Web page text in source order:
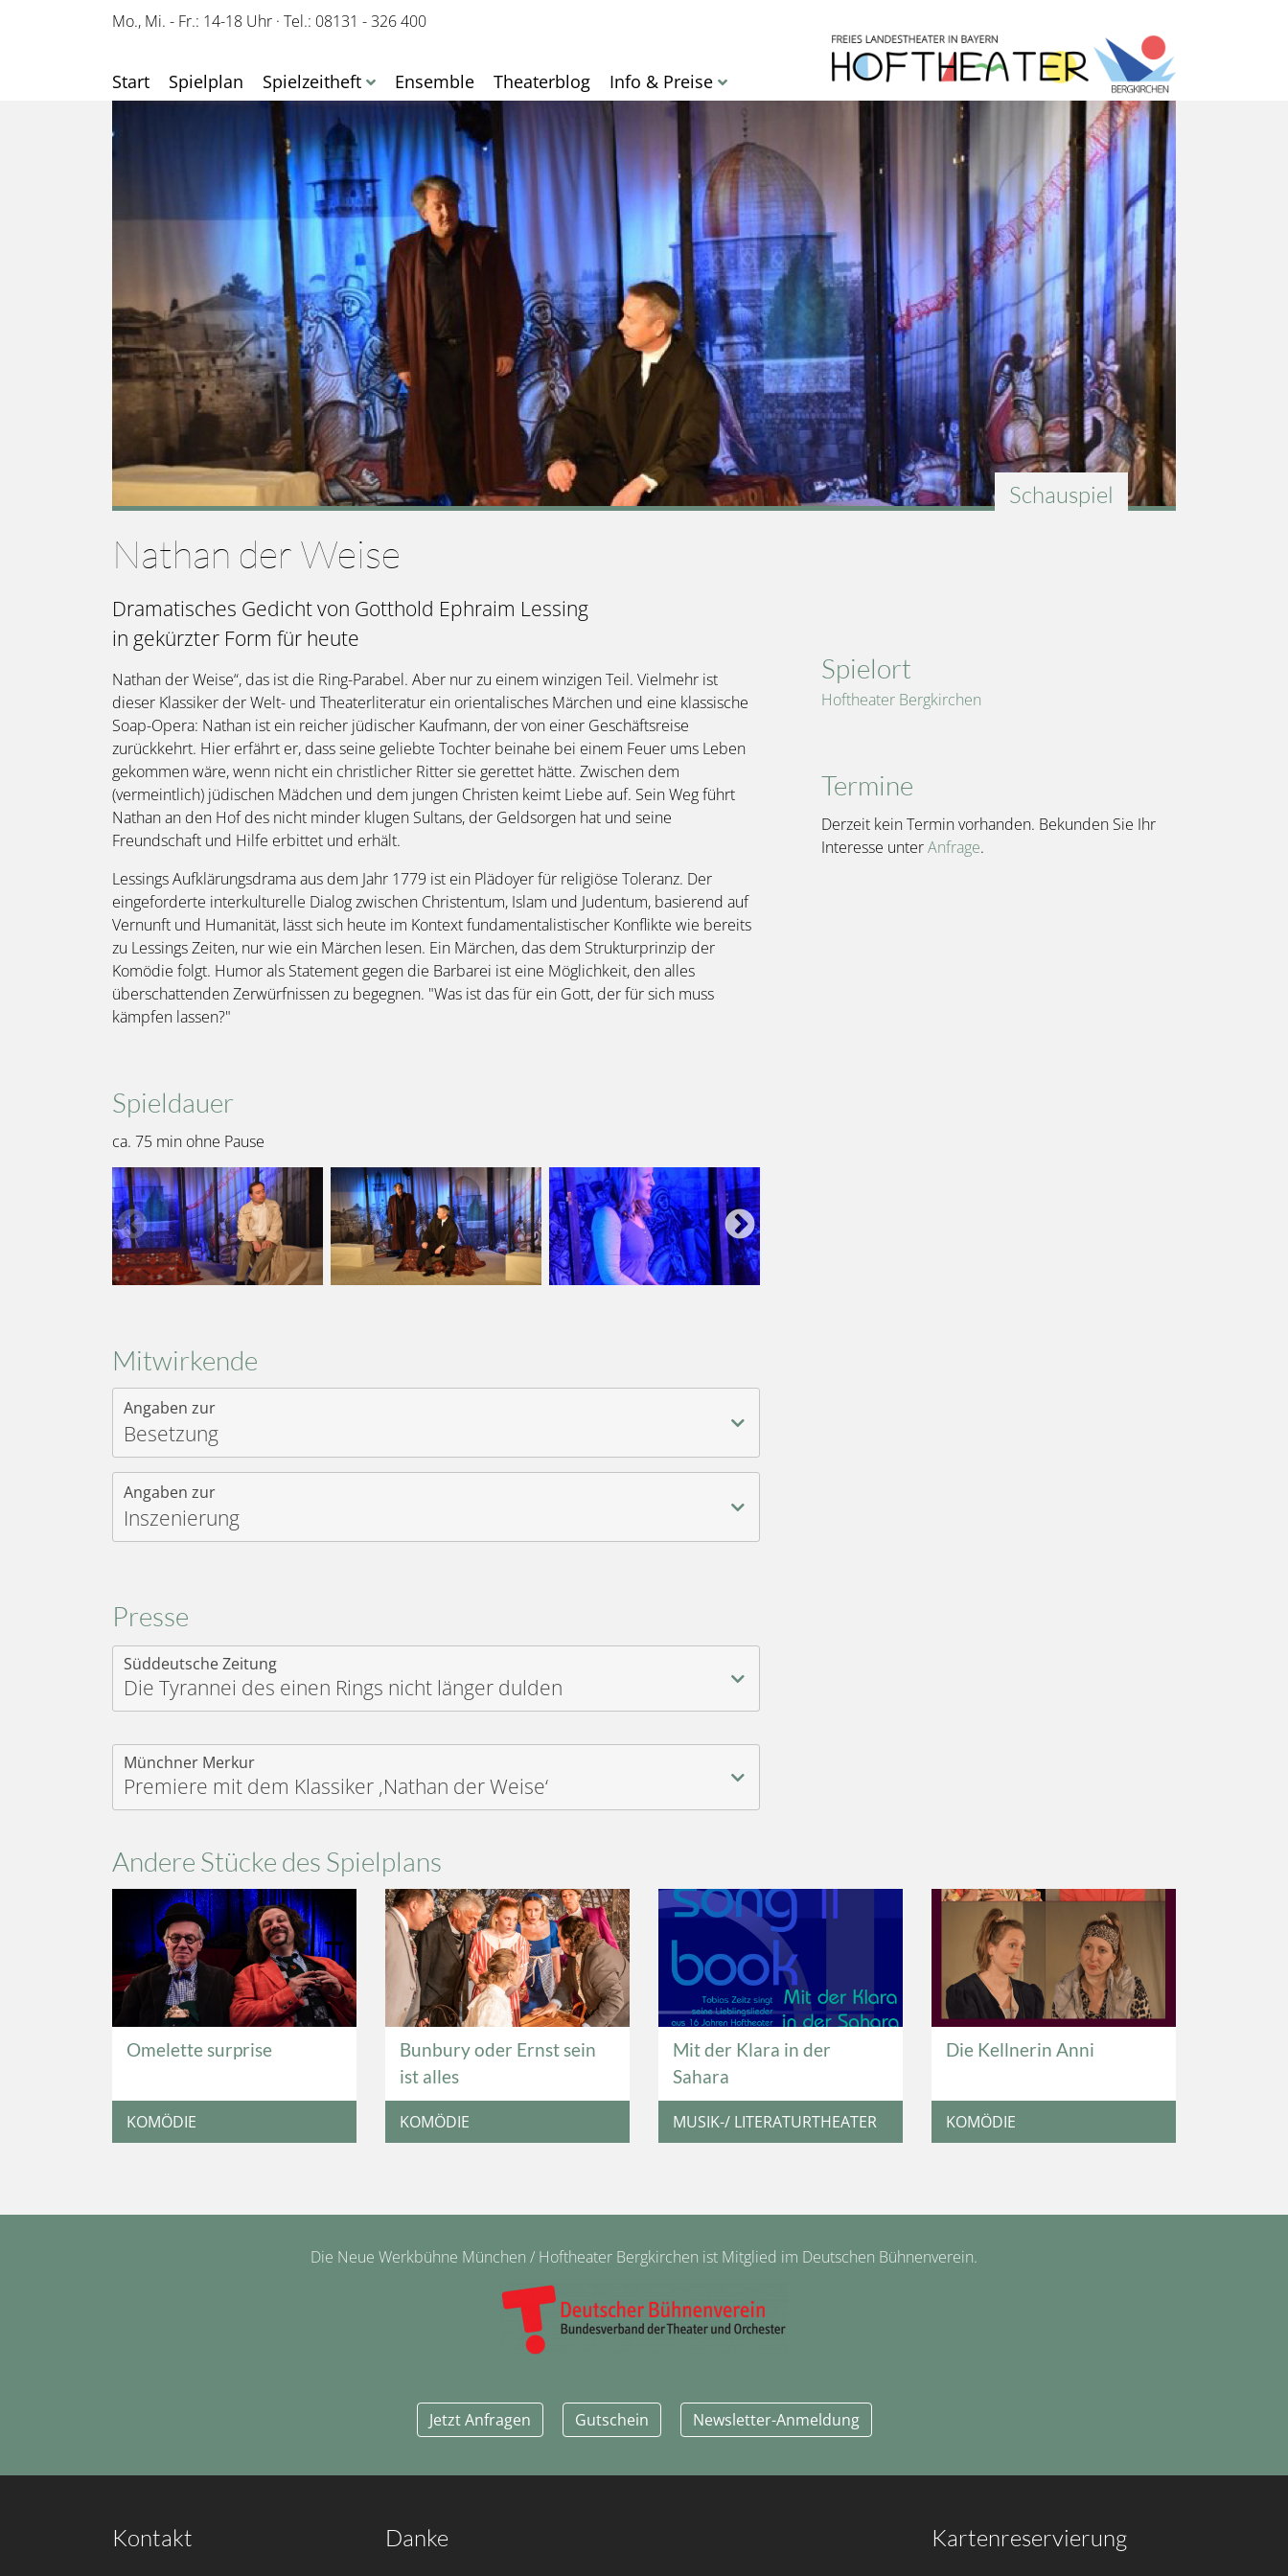
Mo., Mi. - Fr.: 14-18 Uhr · Tel.: 08131 - 326 400
Start Spielplan Spielzeitheft Ensemble Theaterblog Info & Preise
Schauspiel
Nathan der Weise
Dramatisches Gedicht von Gotthold Ephraim Lessing
in gekürzter Form für heute
Nathan der Weise“, das ist die Ring-Parabel. Aber nur zu einem winzigen Teil. Vielmehr ist
dieser Klassiker der Welt- und Theaterliteratur ein orientalisches Märchen und eine klassische
Soap-Opera: Nathan ist ein reicher jüdischer Kaufmann, der von einer Geschäftsreise
zurückkehrt. Hier erfährt er, dass seine geliebte Tochter beinahe bei einem Feuer ums Leben
gekommen wäre, wenn nicht ein christlicher Ritter sie gerettet hätte. Zwischen dem
(vermeintlich) jüdischen Mädchen und dem jungen Christen keimt Liebe auf. Sein Weg führt
Nathan an den Hof des nicht minder klugen Sultans, der Geldsorgen hat und seine
Freundschaft und Hilfe erbittet und erhält.
Lessings Aufklärungsdrama aus dem Jahr 1779 ist ein Plädoyer für religiöse Toleranz. Der
eingeforderte interkulturelle Dialog zwischen Christentum, Islam und Judentum, basierend auf
Vernunft und Humanität, lässt sich heute im Kontext fundamentalistischer Konflikte wie bereits
zu Lessings Zeiten, nur wie ein Märchen lesen. Ein Märchen, das dem Strukturprinzip der
Komödie folgt. Humor als Statement gegen die Barbarei ist eine Möglichkeit, den alles
überschattenden Zerwürfnissen zu begegnen. "Was ist das für ein Gott, der für sich muss
kämpfen lassen?"
Spieldauer
ca. 75 min ohne Pause
Mitwirkende
Angaben zur
Besetzung
Angaben zur
Inszenierung
Presse
Süddeutsche Zeitung
Die Tyrannei des einen Rings nicht länger dulden
Münchner Merkur
Premiere mit dem Klassiker ,Nathan der Weise‘
Spielort
Hoftheater Bergkirchen
Termine
Derzeit kein Termin vorhanden. Bekunden Sie Ihr
Interesse unterAnfrage.
Andere Stücke des Spielplans
Omelette surprise
KOMÖDIE
Bunbury oder Ernst sein
ist alles
KOMÖDIE
Mit der Klara in der
Sahara
MUSIK-/ LITERATURTHEATER
Die Kellnerin Anni
KOMÖDIE
Die Neue Werkbühne München / Hoftheater Bergkirchen ist Mitglied im Deutschen Bühnenverein.
Jetzt Anfragen Gutschein Newsletter-Anmeldung
Kontakt Danke Kartenreservierung